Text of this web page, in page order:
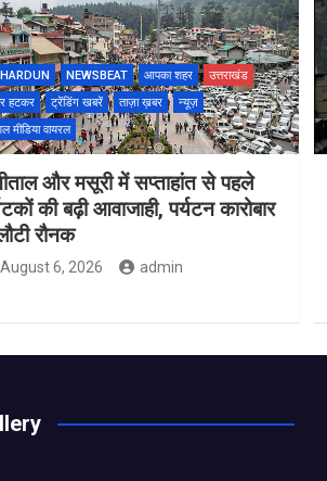
NEWSBEAT आपका शहर
उत्तराखंड
हटकर
ट्रेंडिंग खबरें ताज़ा ख़बर
न्यूज़
मीडिया वायरल
और मसूरी में सप्ताहांत से पहले
की बढ़ी आवाजाही, पर्यटन कारोबार
रौनक
August 6, 2026 admin